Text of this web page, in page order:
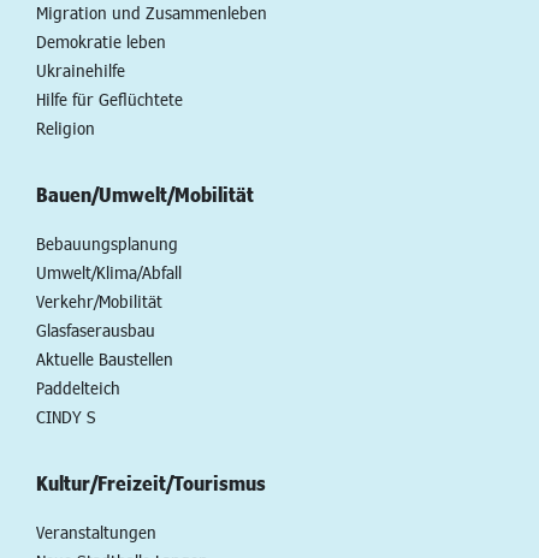
Migration und Zusammenleben
Demokratie leben
Ukrainehilfe
Hilfe für Geflüchtete
Religion
Bauen/Umwelt/Mobilität
Bebauungsplanung
Umwelt/Klima/Abfall
Verkehr/Mobilität
Glasfaserausbau
Aktuelle Baustellen
Paddelteich
CINDY S
Kultur/Freizeit/Tourismus
Veranstaltungen